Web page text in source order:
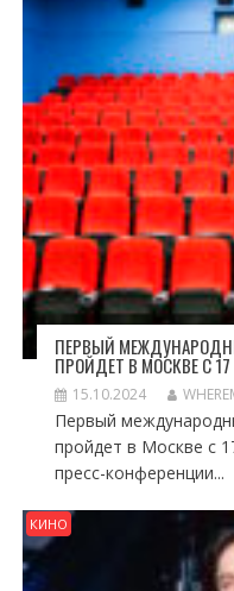
ПЕРВЫЙ
ПРОЙДЕТ В МОСКВЕ С
15.10.2024
Первый
пройдет в Москве с
пресс-конференции...
КИНО